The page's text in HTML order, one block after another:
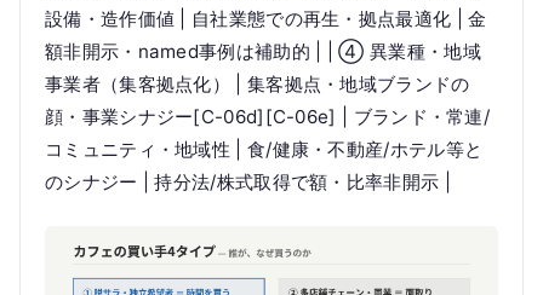
設備・造作価値 | 自社業態での再生・拠点最適化 | 金
額非開示・named事例は補助的 | | ④ 異業種・地域
事業者（集客拠点化） | 集客拠点・地域ブランドの
顔・事業シナジー[C-06d][C-06e] | ブランド・常連/
コミュニティ・地域性 | 食/健康・不動産/ホテル等と
のシナジー | 持分法/株式取得で額・比率非開示 |